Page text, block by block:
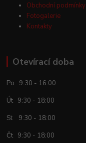
Obchodní podmínky
Fotogalerie
Kontakty
Otevírací doba
Po 9:30 - 16:00
Út 9:30 - 18:00
St 9:30 - 18:00
Čt 9:30 - 18:00